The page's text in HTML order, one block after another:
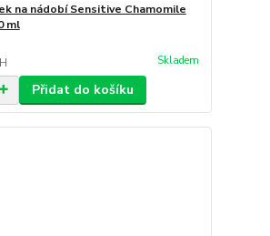
na nádobí Sensitive Chamomile
ml
Skladem
Přidat do košíku